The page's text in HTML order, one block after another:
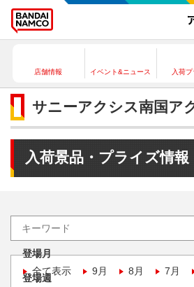
店舗情報 イベント&ニュース 入荷
サニーアクシス南国ア
入荷景品・プライズ情報
登場月
全て表示
9月 8月 7月
登場週